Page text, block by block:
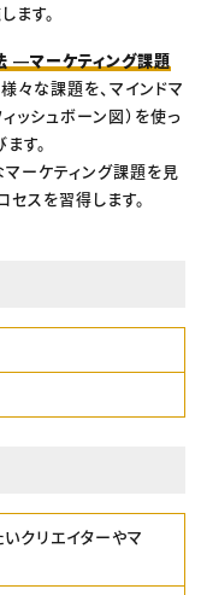
ます。
―マーケティング課題
々な課題を、マインドマ
ッシュボーン図）を使っ
す。
ーケティング課題を見
スを習得します。
クリエイターやマ